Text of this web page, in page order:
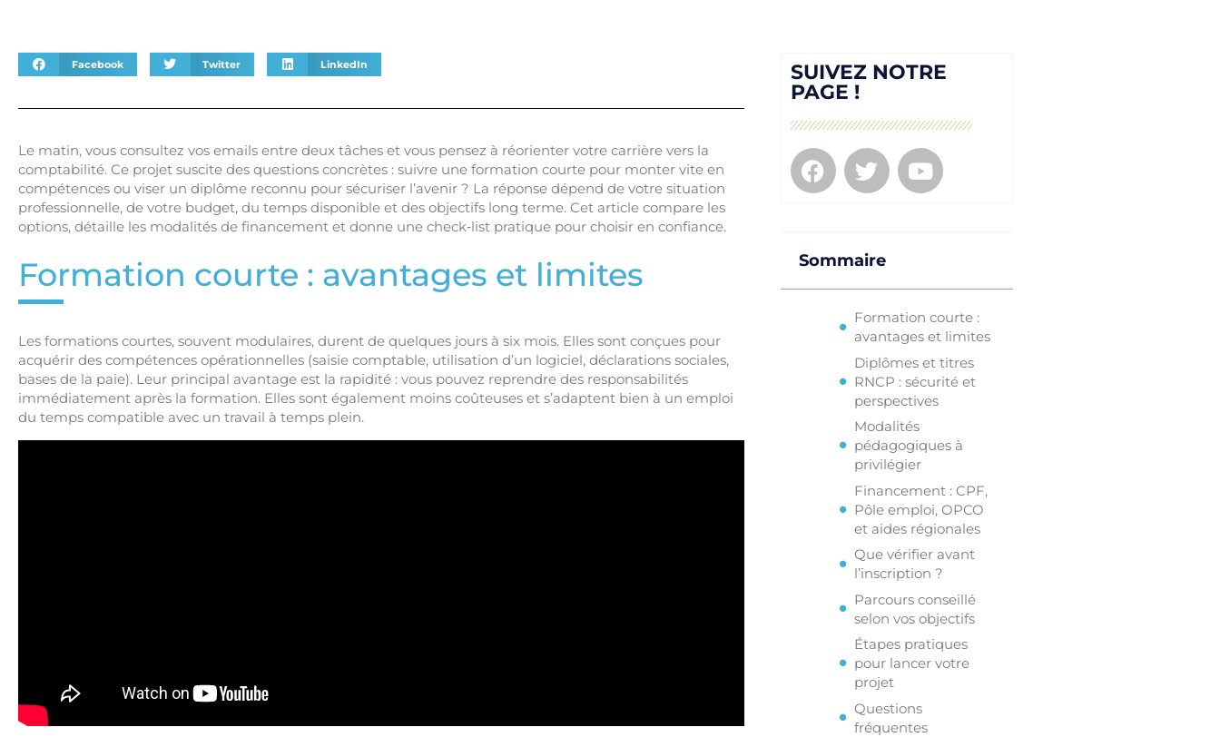
Facebook Twitter LinkedIn
Le matin, vous consultez vos emails entre deux tâches et vous pensez à réorienter votre carrière vers la
comptabilité. Ce projet suscite des questions concrètes : suivre une formation courte pour monter vite en
compétences ou viser un diplôme reconnu pour sécuriser l’avenir ? La réponse dépend de votre situation
professionnelle, de votre budget, du temps disponible et des objectifs long terme. Cet article compare les
options, détaille les modalités de financement et donne une check‑list pratique pour choisir en confiance.
Formation courte : avantages et limites
Les formations courtes, souvent modulaires, durent de quelques jours à six mois. Elles sont conçues pour
acquérir des compétences opérationnelles (saisie comptable, utilisation d’un logiciel, déclarations sociales,
bases de la paie). Leur principal avantage est la rapidité : vous pouvez reprendre des responsabilités
immédiatement après la formation. Elles sont également moins coûteuses et s’adaptent bien à un emploi
du temps compatible avec un travail à temps plein.
SUIVEZ NOTRE
PAGE !
Sommaire
Formation courte :
avantages et limites
Diplômes et titres
RNCP : sécurité et
perspectives
Modalités
pédagogiques à
privilégier
Financement : CPF,
Pôle emploi, OPCO
et aides régionales
Que vérifier avant
l’inscription ?
Parcours conseillé
selon vos objectifs
Étapes pratiques
pour lancer votre
projet
Questions
fréquentes